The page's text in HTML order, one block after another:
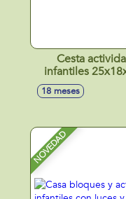
Cesta
infantiles
18 meses
NOVEDAD